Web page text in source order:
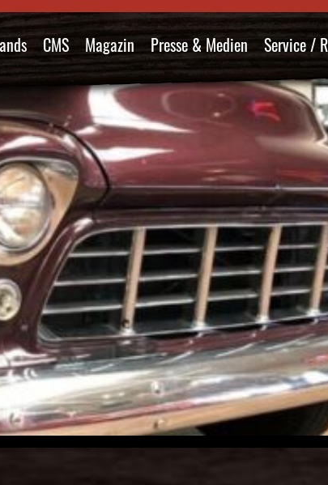
CMS Magazin Presse & Medien Service /